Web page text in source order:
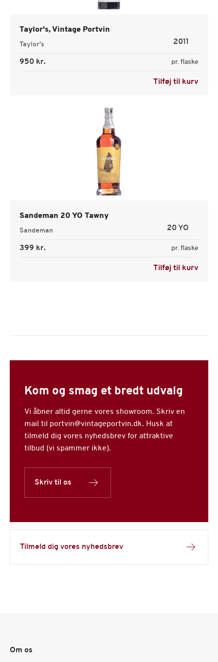
Taylor's, Vintage Portvin
Taylor's 2011
950 kr. pr. flaske
Tilføj til kurv
Sandeman 20 YO Tawny
Sandeman 20 YO
399 kr. pr. flaske
Tilføj til kurv
Tilmeld dig vores nyhedsbrev
Kom og smag et bredt udvalg
Vi åbner altid gerne vores showroom. Skriv en
mail til portvin@vintageportvin.dk. Husk at
tilmeld dig vores nyhedsbrev for attraktive
tilbud (vi spammer ikke).
Skriv til os
Om os